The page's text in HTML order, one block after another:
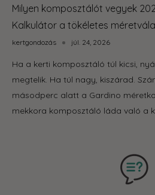
Milyen komposztálót vegyek
Kalkulátor a tökéletes
kertgondozás júl. 24, 2026
Ha a kerti komposztáló túl kicsi,
megtelik. Ha túl nagy, kiszárad.
másodperc alatt a Gardino
mekkora komposztáló láda való a